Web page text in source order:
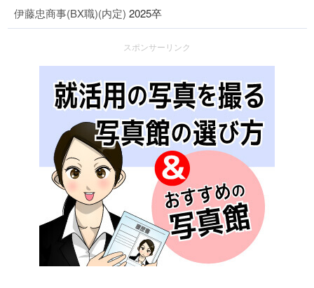
伊藤忠商事(BX職)(内定) 2025卒
スポンサーリンク